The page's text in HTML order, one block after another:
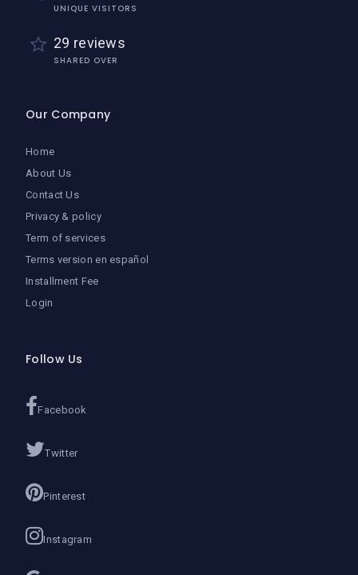
UNIQUE VISITORS
29 reviews
SHARED OVER
Our Company
Home
About Us
Contact Us
Privacy & policy
Term of services
Terms version en español
Installment Fee
Login
Follow Us
Facebook
Twitter
Pinterest
Instagram